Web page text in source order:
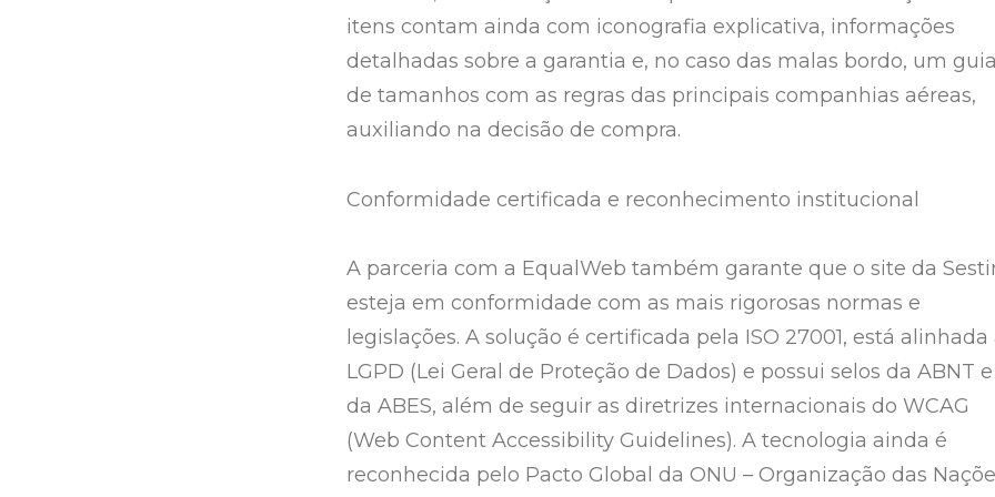
itens contam ainda com iconografia explicativa, informações
detalhadas sobre a garantia e, no caso das malas bordo, um guia
de tamanhos com as regras das principais companhias aéreas,
auxiliando na decisão de compra.
Conformidade certificada e reconhecimento institucional
A parceria com a EqualWeb também garante que o site da
esteja em conformidade com as mais rigorosas normas e
legislações. A solução é certificada pela ISO 27001, está alinhada
LGPD (Lei Geral de Proteção de Dados) e possui selos da ABNT e
da ABES, além de seguir as diretrizes internacionais do WCAG
(Web Content Accessibility Guidelines). A tecnologia ainda é
reconhecida pelo Pacto Global da ONU – Organização das